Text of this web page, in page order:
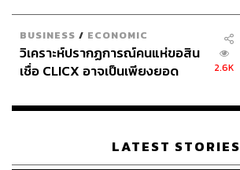
BUSINESS / ECONOMIC
วิเคราะห์ปรากฏการณ์คนแห่ขอสิน
เชื่อ CLICX อาจเป็นเพียงยอด
เรือนไทยที่ถูกซุกไว้
2.6K
LATEST STORIES